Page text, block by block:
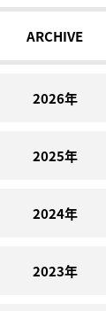
ARCHIVE
2026年
2025年
2024年
2023年